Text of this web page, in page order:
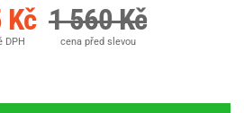
Kč
DPH
1 560 Kč
cena před slevou